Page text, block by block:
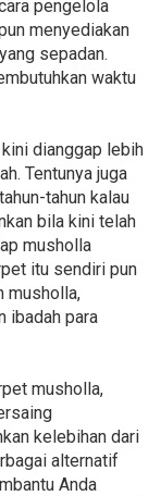
pengelola
menyediakan
sepadan.
waktu
dianggap lebih
Tentunya juga
tahun kalau
bila kini telah
musholla
itu sendiri pun
musholla,
ibadah para
musholla,
kelebihan dari
alternatif
Anda